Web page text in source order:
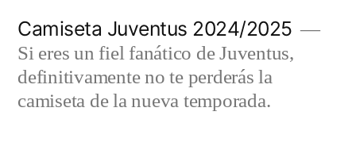
contenido
Camiseta Juventus 2024/2025
Si eres un fiel fanático de Juventus,
definitivamente no te perderás la
camiseta de la nueva temporada.